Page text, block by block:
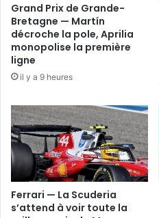
Grand Prix de Grande-
Bretagne — Martín
décroche la pole, Aprilia
monopolise la première
ligne
il y a 9 heures
Ferrari — La Scuderia
s’attend à voir toute la